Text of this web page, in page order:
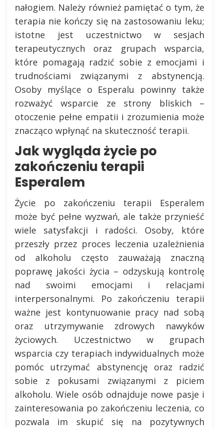
nałogiem. Należy również pamiętać o tym, że
terapia nie kończy się na zastosowaniu leku;
istotne jest uczestnictwo w sesjach
terapeutycznych oraz grupach wsparcia,
które pomagają radzić sobie z emocjami i
trudnościami związanymi z abstynencją.
Osoby myślące o Esperalu powinny także
rozważyć wsparcie ze strony bliskich –
otoczenie pełne empatii i zrozumienia może
znacząco wpłynąć na skuteczność terapii.
Jak wygląda życie po
zakończeniu terapii
Esperalem
Życie po zakończeniu terapii Esperalem
może być pełne wyzwań, ale także przynieść
wiele satysfakcji i radości. Osoby, które
przeszły przez proces leczenia uzależnienia
od alkoholu często zauważają znaczną
poprawę jakości życia – odzyskują kontrolę
nad swoimi emocjami i relacjami
interpersonalnymi. Po zakończeniu terapii
ważne jest kontynuowanie pracy nad sobą
oraz utrzymywanie zdrowych nawyków
życiowych. Uczestnictwo w grupach
wsparcia czy terapiach indywidualnych może
pomóc utrzymać abstynencję oraz radzić
sobie z pokusami związanymi z piciem
alkoholu. Wiele osób odnajduje nowe pasje i
zainteresowania po zakończeniu leczenia, co
pozwala im skupić się na pozytywnych